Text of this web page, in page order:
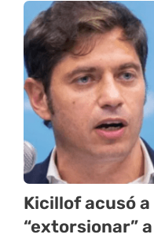
Kicillof acusó a
“extorsionar”